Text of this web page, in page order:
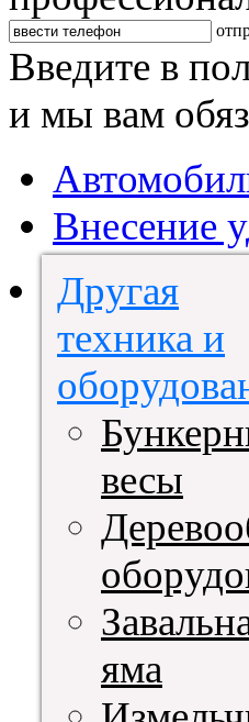
Введите в
и мы вам
Внесение
Другая
техника и
весы
яма